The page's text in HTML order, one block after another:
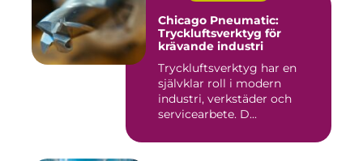
Chicago Pneumatic:
Tryckluftsverktyg för
krävande industri
Tryckluftsverktyg har en
självklar roll i modern
industri, verkstäder och
servicearbete. D...